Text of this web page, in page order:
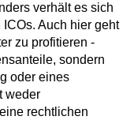
verhält es sich
Auch hier geht
zu profitieren -
sondern
oder eines
weder
rechtlichen